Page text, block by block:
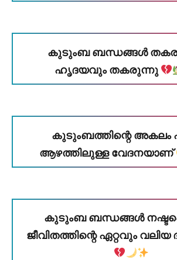
കുടുംബ ബന്ധങ്ങൾ
ഹൃദയവും തകരുന്നു
കുടുംബത്തിന്റെ അകലം
ആഴത്തിലുള്ള വേദനയാണ്
കുടുംബ ബന്ധങ്ങൾ
ജീവിതത്തിന്റെ ഏറ്റവും